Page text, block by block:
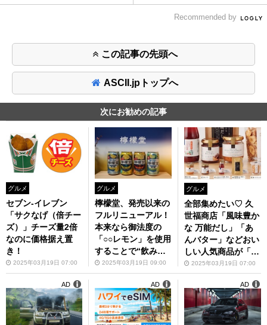
Recommended by
この記事の先頭へ
ASCII.jpトップへ
次にお勧めの記事
グルメ
セブン‐イレブン
「サクなげ（倍チー
ズ）」チーズ量2倍
なのに価格据え置
き！
2025年03月19日 07:00
グルメ
檸檬堂、発売以来の
フルリニューアル！
本来なら御法度の
「○○レモン」を使用
することで“飲み続
けたい味”へ
2025年03月19日 09:00
グルメ
全部集めたい♡ 久
世福商店「風味豊か
な 万能だし」「あ
んバター」などおい
しい人気商品が「ガ
シャポン」に登場！
2025年03月19日 07:00
AD AD AD